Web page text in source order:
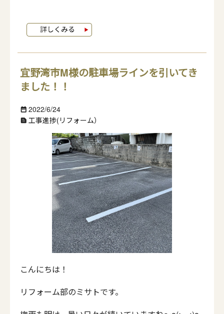
宜野湾市M様の駐車場ラインを引いてき
ました！！
date_range 2022/6/24
text_snippet 工事進捗(リフォーム）
こんにちは！
リフォーム部のミサトです。